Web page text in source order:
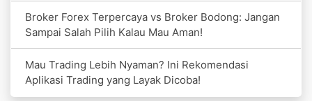
Broker Forex Terpercaya vs Broker Bodong: Jangan
Sampai Salah Pilih Kalau Mau Aman!
Mau Trading Lebih Nyaman? Ini Rekomendasi
Aplikasi Trading yang Layak Dicoba!